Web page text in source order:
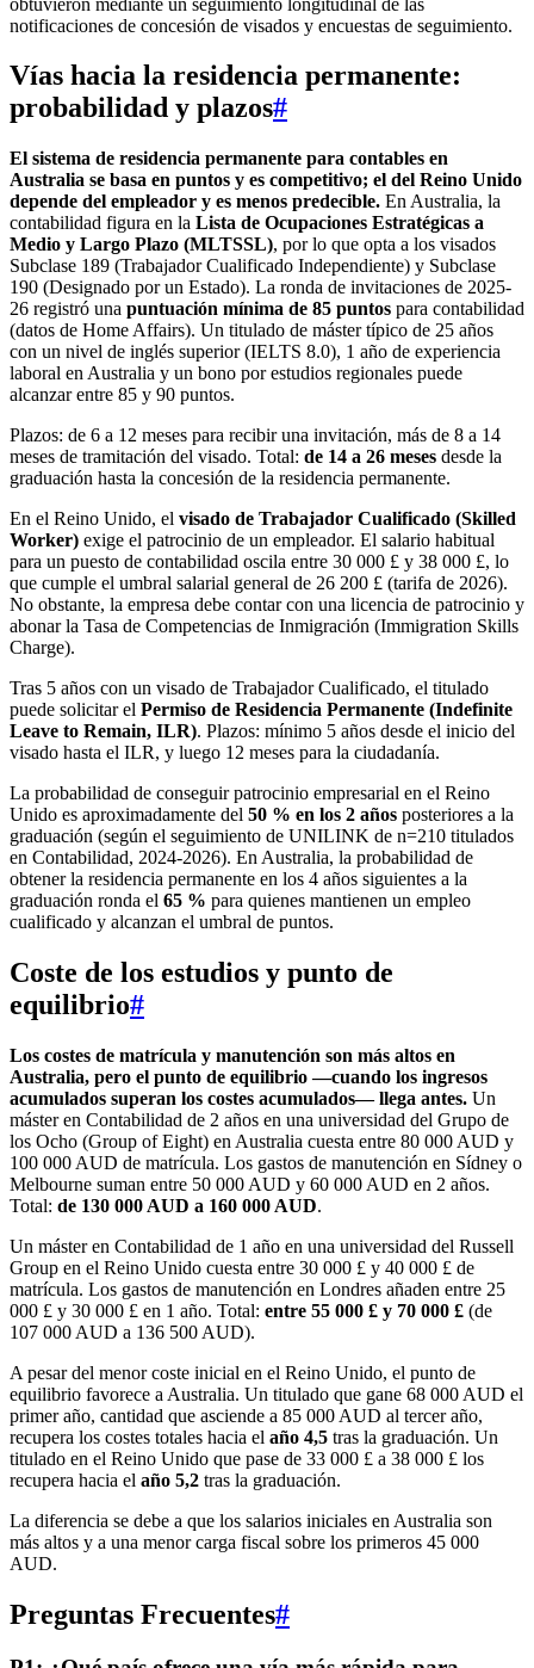
notificaciones de concesión de visados y encuestas de seguimiento.
Vías hacia la residencia permanente:
probabilidad y plazos#
El sistema de residencia permanente para contables en
Australia se basa en puntos y es competitivo; el del Reino Unido
depende del empleador y es menos predecible. En Australia, la
contabilidad figura en la Lista de Ocupaciones Estratégicas a
Medio y Largo Plazo (MLTSSL), por lo que opta a los visados
Subclase 189 (Trabajador Cualificado Independiente) y Subclase
190 (Designado por un Estado). La ronda de invitaciones de 2025-
26 registró una puntuación mínima de 85 puntos para contabilidad
(datos de Home Affairs). Un titulado de máster típico de 25 años
con un nivel de inglés superior (IELTS 8.0), 1 año de experiencia
laboral en Australia y un bono por estudios regionales puede
alcanzar entre 85 y 90 puntos.
Plazos: de 6 a 12 meses para recibir una invitación, más de 8 a 14
meses de tramitación del visado. Total: de 14 a 26 meses desde la
graduación hasta la concesión de la residencia permanente.
En el Reino Unido, el visado de Trabajador Cualificado (Skilled
Worker) exige el patrocinio de un empleador. El salario habitual
para un puesto de contabilidad oscila entre 30 000 £ y 38 000 £, lo
que cumple el umbral salarial general de 26 200 £ (tarifa de 2026).
No obstante, la empresa debe contar con una licencia de patrocinio y
abonar la Tasa de Competencias de Inmigración (Immigration Skills
Charge).
Tras 5 años con un visado de Trabajador Cualificado, el titulado
puede solicitar el Permiso de Residencia Permanente (Indefinite
Leave to Remain, ILR). Plazos: mínimo 5 años desde el inicio del
visado hasta el ILR, y luego 12 meses para la ciudadanía.
La probabilidad de conseguir patrocinio empresarial en el Reino
Unido es aproximadamente del 50 % en los 2 años posteriores a la
graduación (según el seguimiento de UNILINK de n=210 titulados
en Contabilidad, 2024-2026). En Australia, la probabilidad de
obtener la residencia permanente en los 4 años siguientes a la
graduación ronda el 65 % para quienes mantienen un empleo
cualificado y alcanzan el umbral de puntos.
Coste de los estudios y punto de
equilibrio#
Los costes de matrícula y manutención son más altos en
Australia, pero el punto de equilibrio —cuando los ingresos
acumulados superan los costes acumulados— llega antes. Un
máster en Contabilidad de 2 años en una universidad del Grupo de
los Ocho (Group of Eight) en Australia cuesta entre 80 000 AUD y
100 000 AUD de matrícula. Los gastos de manutención en Sídney o
Melbourne suman entre 50 000 AUD y 60 000 AUD en 2 años.
Total: de 130 000 AUD a 160 000 AUD.
Un máster en Contabilidad de 1 año en una universidad del Russell
Group en el Reino Unido cuesta entre 30 000 £ y 40 000 £ de
matrícula. Los gastos de manutención en Londres añaden entre 25
000 £ y 30 000 £ en 1 año. Total: entre 55 000 £ y 70 000 £ (de
107 000 AUD a 136 500 AUD).
A pesar del menor coste inicial en el Reino Unido, el punto de
equilibrio favorece a Australia. Un titulado que gane 68 000 AUD el
primer año, cantidad que asciende a 85 000 AUD al tercer año,
recupera los costes totales hacia el año 4,5 tras la graduación. Un
titulado en el Reino Unido que pase de 33 000 £ a 38 000 £ los
recupera hacia el año 5,2 tras la graduación.
La diferencia se debe a que los salarios iniciales en Australia son
más altos y a una menor carga fiscal sobre los primeros 45 000
AUD.
Preguntas Frecuentes#